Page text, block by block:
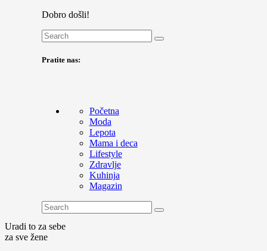
Dobro došli!
Pratite nas:
Početna
Moda
Lepota
Mama i deca
Lifestyle
Zdravlje
Kuhinja
Magazin
Uradi to za sebe
za sve žene